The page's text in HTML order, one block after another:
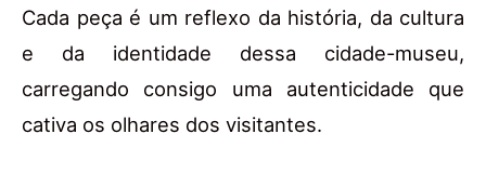
Cada peça é um reflexo da história, da cultura
e da identidade dessa cidade-museu,
carregando consigo uma autenticidade que
cativa os olhares dos visitantes.